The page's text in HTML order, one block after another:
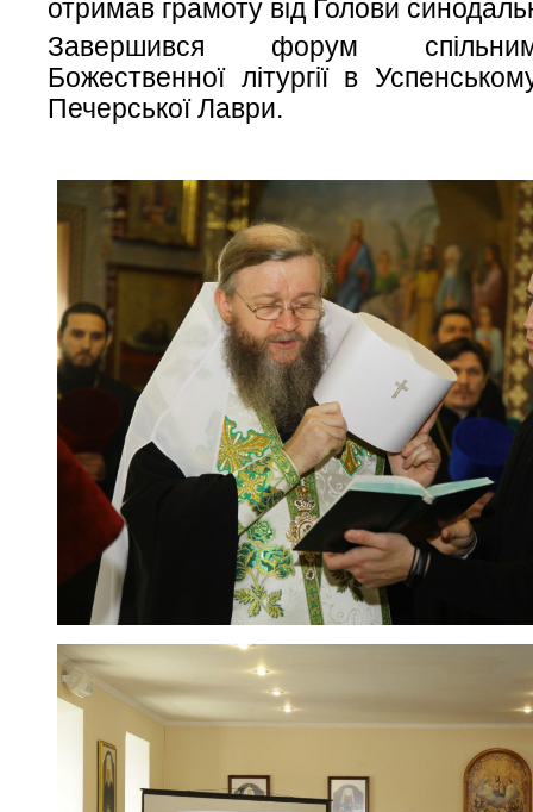
отримав грамоту від Голови
Завершився форум
Божественної літургії в
Печерської Лаври.